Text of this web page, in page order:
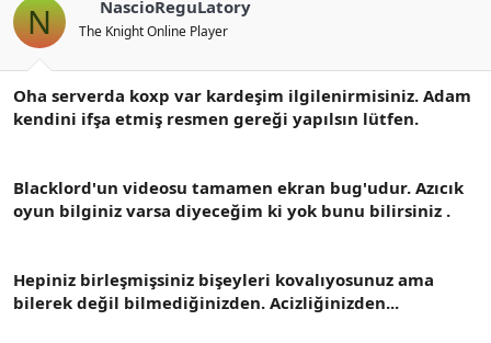
N NascioReguLatory
The Knight Online Player
Oha serverda koxp var kardeşim ilgilenirmisiniz. Adam
kendini ifşa etmiş resmen gereği yapılsın lütfen.
Blacklord'un videosu tamamen ekran bug'udur. Azıcık
oyun bilginiz varsa diyeceğim ki yok bunu bilirsiniz .
Hepiniz birleşmişsiniz bişeyleri kovalıyosunuz ama
bilerek değil bilmediğinizden. Acizliğinizden...